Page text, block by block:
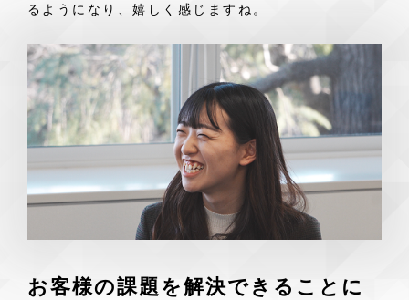
るようになり、嬉しく感じますね。
お客様の課題を解決できることに